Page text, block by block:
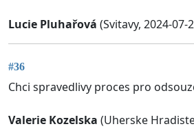
Lucie Pluhařová (Svitavy, 2024-07-
#36
Chci spravedlivy proces pro
Valerie Kozelska (Uherske